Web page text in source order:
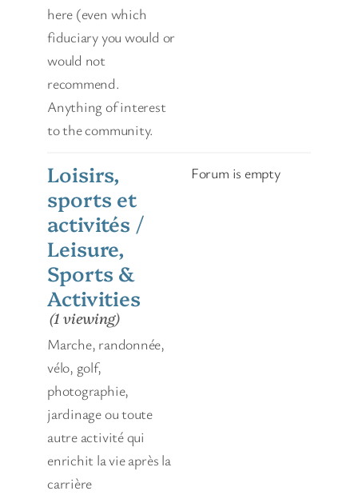
here (even which
fiduciary you would or
would not
recommend.
Anything of interest
to the community.
Loisirs,
sports et
activités /
Leisure,
Sports &
Activities
(1 viewing)
Marche, randonnée,
vélo, golf,
photographie,
jardinage ou toute
autre activité qui
enrichit la vie après la
carrière
Forum is empty